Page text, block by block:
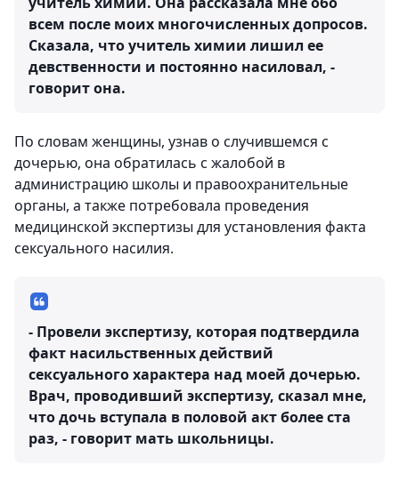
всем после моих многочисленных допросов.
Сказала, что учитель химии лишил ее
девственности и постоянно насиловал, -
говорит она.
По словам женщины, узнав о случившемся с
дочерью, она обратилась с жалобой в
администрацию школы и правоохранительные
органы, а также потребовала проведения
медицинской экспертизы для установления факта
сексуального насилия.
- Провели экспертизу, которая подтвердила
факт насильственных действий
сексуального характера над моей дочерью.
Врач, проводивший экспертизу, сказал мне,
что дочь вступала в половой акт более ста
раз, - говорит мать школьницы.